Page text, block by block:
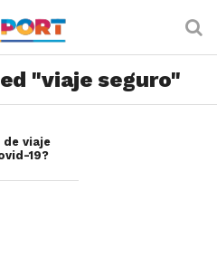
"viaje seguro"
de viaje
19?